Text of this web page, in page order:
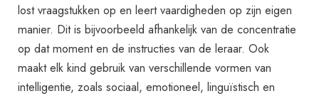
lost vraagstukken op en leert vaardigheden op zijn eigen
manier. Dit is bijvoorbeeld afhankelijk van de concentratie
op dat moment en de instructies van de leraar. Ook
maakt elk kind gebruik van verschillende vormen van
intelligentie, zoals sociaal, emotioneel, linguïstisch en